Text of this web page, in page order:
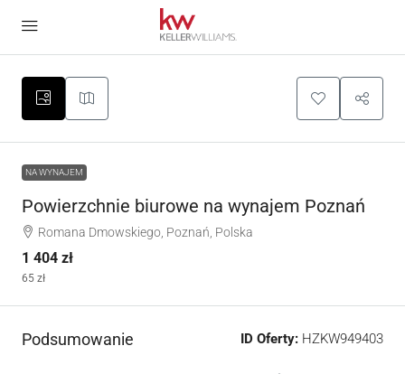
NA WYNAJEM
Powierzchnie biurowe na wynajem Poznań
Romana Dmowskiego, Poznań, Polska
1 404 zł
65 zł
Podsumowanie ID Oferty: HZKW949403